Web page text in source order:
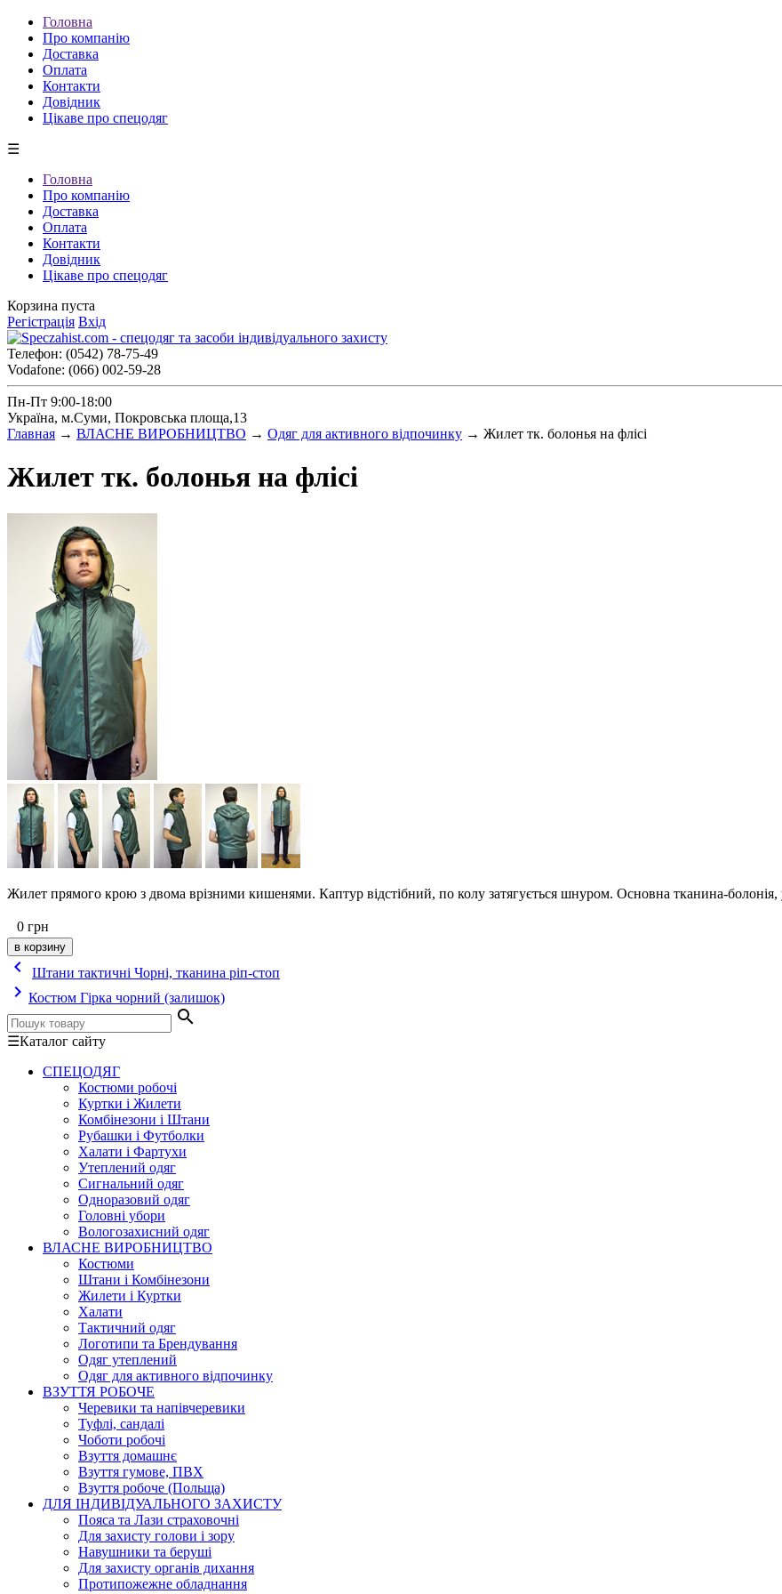
Головна
Про компанію
Доставка
Оплата
Контакти
Довідник
Цікаве про спецодяг
☰
Головна
Про компанію
Доставка
Оплата
Контакти
Довідник
Цікаве про спецодяг
Корзина пуста
Регістрація Вхід
Телефон: (0542) 78-75-49
Vodafone: (066) 002-59-28
Пн-Пт 9:00-18:00
Україна, м.Суми, Покровська площа,13
Главная → ВЛАСНЕ ВИРОБНИЦТВО → Одяг для активного відпочинку → Жилет тк. болонья на флісі
Жилет тк. болонья на флісі
Жилет прямого крою з двома врізними кишенями. Каптур відстібний, по колу затягується шнуром. Основна тканина-болонія,
0 грн
keyboard_arrow_left Штани тактичні Чорні, тканина ріп-стоп
keyboard_arrow_right Костюм Гірка чорний (залишок)
search
☰Каталог сайту
СПЕЦОДЯГ
Костюми робочі
Куртки і Жилети
Комбінезони і Штани
Рубашки і Футболки
Халати і Фартухи
Утеплений одяг
Сигнальний одяг
Одноразовий одяг
Головні убори
Вологозахисний одяг
ВЛАСНЕ ВИРОБНИЦТВО
Костюми
Штани і Комбінезони
Жилети і Куртки
Халати
Тактичний одяг
Логотипи та Брендування
Одяг утеплений
Одяг для активного відпочинку
ВЗУТТЯ РОБОЧЕ
Черевики та напівчеревики
Туфлі, сандалі
Чоботи робочі
Взуття домашнє
Взуття гумове, ПВХ
Взуття робоче (Польща)
ДЛЯ ІНДИВІДУАЛЬНОГО ЗАХИСТУ
Пояса та Лази страховочні
Для захисту голови і зору
Навушники та беруші
Для захисту органів дихання
Протипожежне обладнання